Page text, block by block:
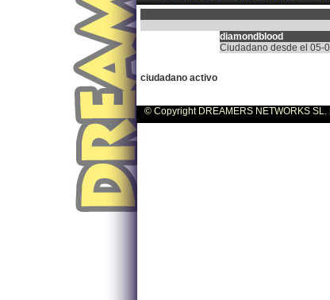
diamondblood
Ciudadano desde el 05-
ciudadano activo
© Copyright DREAMERS NETWORKS